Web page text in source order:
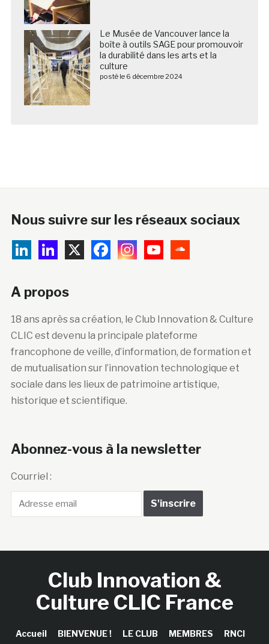
Le Musée de Vancouver lance la
boîte à outils SAGE pour promouvoir
la durabilité dans les arts et la
culture
posté le 6 décembre 2024
Nous suivre sur les réseaux sociaux
A propos
18 ans après sa création, le Club Innovation & Culture
CLIC est devenu la principale plateforme
francophone de veille, d’information, de formation et
de mutualisation sur l’innovation technologique et
sociale dans les lieux de patrimoine artistique,
historique et scientifique.
Abonnez-vous à la newsletter
Courriel :
Club Innovation &
Culture CLIC France
Accueil BIENVENUE ! LE CLUB MEMBRES RNCI